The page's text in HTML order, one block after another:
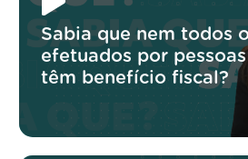
Sabia que nem todos
efetuados por
têm benefício fiscal?